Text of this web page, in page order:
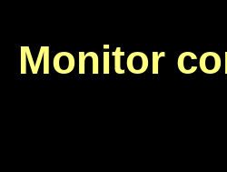
Monitor